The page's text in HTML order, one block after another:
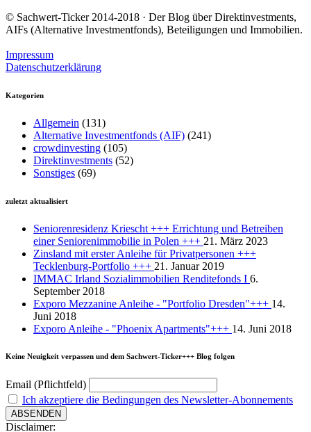
© Sachwert-Ticker 2014-2018 · Der Blog über Direktinvestments,
AIFs (Alternative Investmentfonds), Beteiligungen und Immobilien.
Impressum
Datenschutzerklärung
Kategorien
Allgemein (131)
Alternative Investmentfonds (AIF) (241)
crowdinvesting (105)
Direktinvestments (52)
Sonstiges (69)
zuletzt aktualisiert
Seniorenresidenz Kriescht +++ Errichtung und Betreiben
einer Seniorenimmobilie in Polen +++ 21. März 2023
Zinsland mit erster Anleihe für Privatpersonen +++
Tecklenburg-Portfolio +++ 21. Januar 2019
IMMAC Irland Sozialimmobilien Renditefonds I 6.
September 2018
Exporo Mezzanine Anleihe - "Portfolio Dresden"+++ 14.
Juni 2018
Exporo Anleihe - "Phoenix Apartments"+++ 14. Juni 2018
Keine Neuigkeit verpassen und dem Sachwert-Ticker+++ Blog folgen
Email (Pflichtfeld)
Ich akzeptiere die Bedingungen des Newsletter-Abonnements
Disclaimer: